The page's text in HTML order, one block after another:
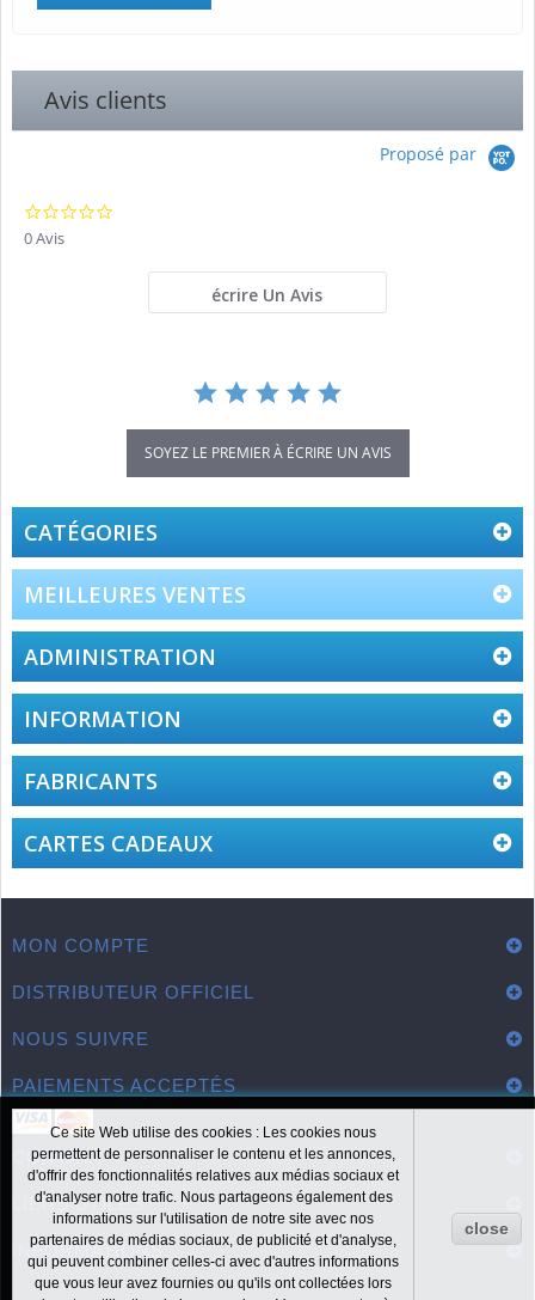
Avis clients
Proposé par
0 Avis
écrire Un Avis
SOYEZ LE PREMIER À ÉCRIRE UN AVIS
CATÉGORIES
MEILLEURES VENTES
ADMINISTRATION
INFORMATION
FABRICANTS
CARTES CADEAUX
MON COMPTE
DISTRIBUTEUR OFFICIEL
NOUS SUIVRE
PAIEMENTS ACCEPTÉS
CONTACT
Ce site Web utilise des cookies : Les cookies nous
permettent de personnaliser le contenu et les annonces,
d'offrir des fonctionnalités relatives aux médias sociaux et
d'analyser notre trafic. Nous partageons également des
informations sur l'utilisation de notre site avec nos
partenaires de médias sociaux, de publicité et d'analyse,
qui peuvent combiner celles-ci avec d'autres informations
que vous leur avez fournies ou qu'ils ont collectées lors
close
LIENS UTILES
INFORMATIONS